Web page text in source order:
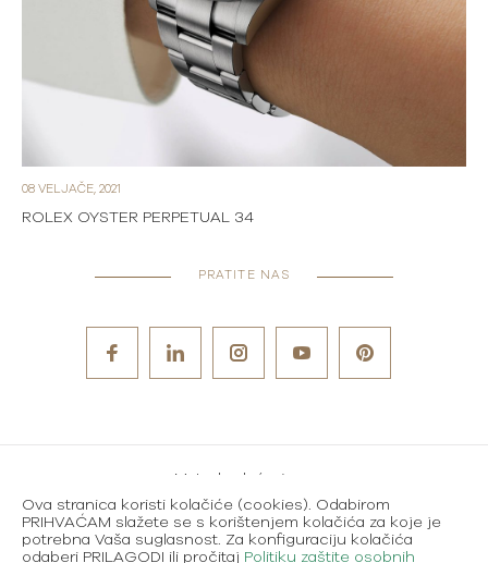
08 VELJAČE, 2021
ROLEX OYSTER PERPETUAL 34
PRATITE NAS
Metode plaćanja
Karijere
Uvjeti korištenja
Ova stranica koristi kolačiće (cookies). Odabirom
PRIHVAĆAM slažete se s korištenjem kolačića za koje je
potrebna Vaša suglasnost. Za konfiguraciju kolačića
odaberi PRILAGODI ili pročitaj Politiku zaštite osobnih